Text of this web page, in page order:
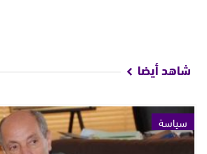
شاهد أيضا
سياسة